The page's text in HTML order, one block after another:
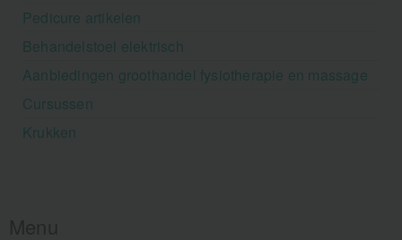
Pedicure artikelen
Behandelstoel elektrisch
Aanbiedingen groothandel fysiotherapie en massage
Cursussen
Krukken